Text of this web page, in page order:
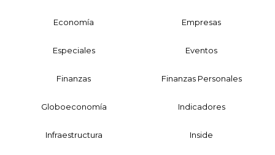
Economía Empresas
Especiales Eventos
Finanzas Finanzas Personales
Globoeconomía Indicadores
Infraestructura Inside